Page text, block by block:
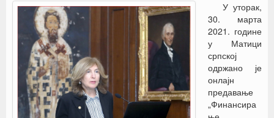
У уторак,
30. марта
2021. године
у Матици
српској
одржано је
онлајн
предавање
„Финансира